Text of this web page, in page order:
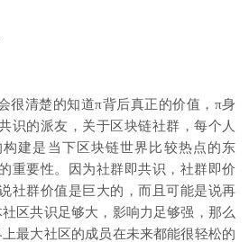
很清楚的知道π背后真正的价值，π身
识的派友，关于区块链社群，每个人
建是当下区块链世界比较热点的东
重要性。因为社群即共识，社群即价
社群价值是巨大的，而且可能是说再
区共识足够大，影响力足够强，那么
最大社区的成员在未来都能很轻松的